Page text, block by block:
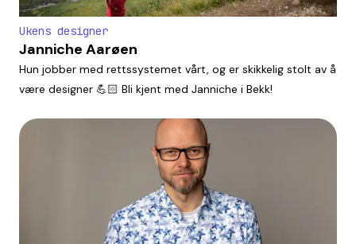
Ukens designer
Janniche Aarøen
Hun jobber med rettssystemet vårt, og er skikkelig stolt av å
være designer 💪🏻 Bli kjent med Janniche i Bekk!